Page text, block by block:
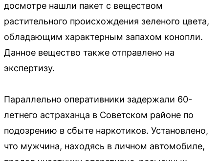
досмотре нашли пакет с веществом
растительного происхождения зеленого цвета,
обладающим характерным запахом конопли.
Данное вещество также отправлено на
экспертизу.
Параллельно оперативники задержали 60-
летнего астраханца в Советском районе по
подозрению в сбыте наркотиков. Установлено,
что мужчина, находясь в личном автомобиле,